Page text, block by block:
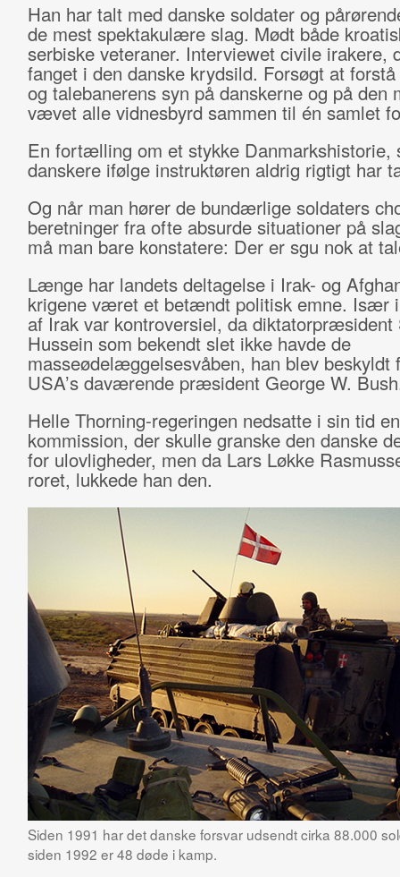
Han har talt med danske soldater og
de mest spektakulære slag. Mødt både
serbiske veteraner. Interviewet civile irakere,
fanget i den danske krydsild. Forsøgt at
og talebanerens syn på danskerne og på den
vævet alle vidnesbyrd sammen til én samlet
En fortælling om et stykke Danmarkshistorie,
danskere ifølge instruktøren aldrig rigtigt har
Og når man hører de bundærlige soldaters
beretninger fra ofte absurde situationer på
må man bare konstatere: Der er sgu nok at
Længe har landets deltagelse i Irak- og
krigene været et betændt politisk emne. Især
af Irak var kontroversiel, da diktatorpræsident
Hussein som bekendt slet ikke havde de
masseødelæggelsesvåben, han blev beskyldt
USA’s daværende præsident George W.
Helle Thorning-regeringen nedsatte i sin tid en
kommission, der skulle granske den danske
for ulovligheder, men da Lars Løkke
roret, lukkede han den.
Siden 1991 har det danske forsvar udsendt cirka 88.000
siden 1992 er 48 døde i kamp.